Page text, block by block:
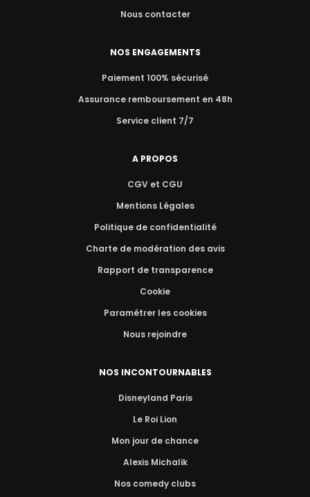
Nous contacter
NOS ENGAGEMENTS
Paiement 100% sécurisé
Assurance remboursement en 48h
Service client 7/7
A PROPOS
CGV et CGU
Mentions Légales
Politique de confidentialité
Charte de modération des avis
Rapport de transparence
Cookie
Paramétrer les cookies
Nous rejoindre
NOS INCONTOURNABLES
Disneyland Paris
Le Roi Lion
Mon jour de chance
Alexis Michalik
Nos comedy clubs